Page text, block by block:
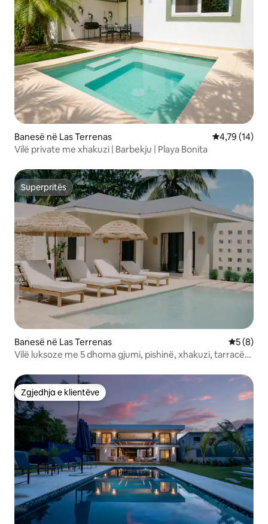
Banesë në Las Terrenas Vlerësimi
4,79 (14)
Vilë private me xhakuzi | Barbekju | Playa Bonita
Superpritës
Superpritës
Banesë në Las Terrenas
5 (8)
Vilë luksoze me 5 dhoma gjumi, pishinë, xhakuzi, tarracë
Zgjedhja e klientëve
Zgjedhja e klientëve